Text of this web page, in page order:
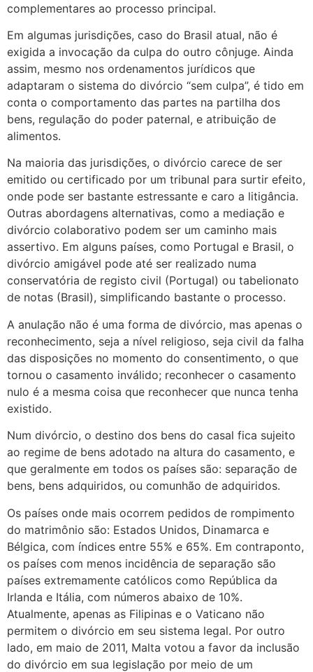
complementares ao processo principal.
Em algumas jurisdições, caso do Brasil atual, não é
exigida a invocação da culpa do outro cônjuge. Ainda
assim, mesmo nos ordenamentos jurídicos que
adaptaram o sistema do divórcio “sem culpa”, é tido em
conta o comportamento das partes na partilha dos
bens, regulação do poder paternal, e atribuição de
alimentos.
Na maioria das jurisdições, o divórcio carece de ser
emitido ou certificado por um tribunal para surtir efeito,
onde pode ser bastante estressante e caro a litigância.
Outras abordagens alternativas, como a mediação e
divórcio colaborativo podem ser um caminho mais
assertivo. Em alguns países, como Portugal e Brasil, o
divórcio amigável pode até ser realizado numa
conservatória de registo civil (Portugal) ou tabelionato
de notas (Brasil), simplificando bastante o processo.
A anulação não é uma forma de divórcio, mas apenas o
reconhecimento, seja a nível religioso, seja civil da falha
das disposições no momento do consentimento, o que
tornou o casamento inválido; reconhecer o casamento
nulo é a mesma coisa que reconhecer que nunca tenha
existido.
Num divórcio, o destino dos bens do casal fica sujeito
ao regime de bens adotado na altura do casamento, e
que geralmente em todos os países são: separação de
bens, bens adquiridos, ou comunhão de adquiridos.
Os países onde mais ocorrem pedidos de rompimento
do matrimônio são: Estados Unidos, Dinamarca e
Bélgica, com índices entre 55% e 65%. Em contraponto,
os países com menos incidência de separação são
países extremamente católicos como República da
Irlanda e Itália, com números abaixo de 10%.
Atualmente, apenas as Filipinas e o Vaticano não
permitem o divórcio em seu sistema legal. Por outro
lado, em maio de 2011, Malta votou a favor da inclusão
do divórcio em sua legislação por meio de um